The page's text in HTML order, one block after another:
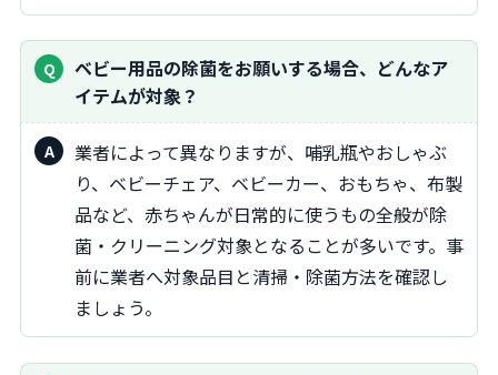
ベビー用品の除菌をお願いする場合、どんなア
イテムが対象？
業者によって異なりますが、哺乳瓶やおしゃぶ
り、ベビーチェア、ベビーカー、おもちゃ、布製
品など、赤ちゃんが日常的に使うもの全般が除
菌・クリーニング対象となることが多いです。事
前に業者へ対象品目と清掃・除菌方法を確認し
ましょう。